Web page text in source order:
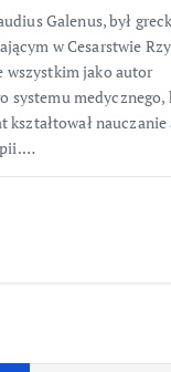
Galenus, był
w Cesarstwie
wszystkim jako autor
systemu medycznego,
kształtował